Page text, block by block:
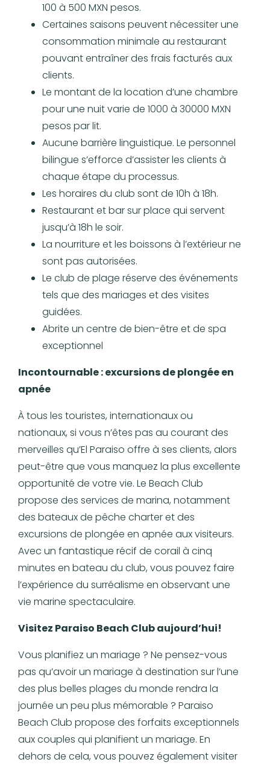
100 à 500 MXN pesos.
Certaines saisons peuvent nécessiter une
consommation minimale au restaurant
pouvant entraîner des frais facturés aux
clients.
Le montant de la location d’une chambre
pour une nuit varie de 1000 à 30000 MXN
pesos par lit.
Aucune barrière linguistique. Le personnel
bilingue s’efforce d’assister les clients à
chaque étape du processus.
Les horaires du club sont de 10h à 18h.
Restaurant et bar sur place qui servent
jusqu’à 18h le soir.
La nourriture et les boissons à l’extérieur ne
sont pas autorisées.
Le club de plage réserve des événements
tels que des mariages et des visites
guidées.
Abrite un centre de bien-être et de spa
exceptionnel
Incontournable : excursions de plongée en
apnée
À tous les touristes, internationaux ou
nationaux, si vous n’êtes pas au courant des
merveilles qu’El Paraiso offre à ses clients, alors
peut-être que vous manquez la plus excellente
opportunité de votre vie. Le Beach Club
propose des services de marina, notamment
des bateaux de pêche charter et des
excursions de plongée en apnée aux visiteurs.
Avec un fantastique récif de corail à cinq
minutes en bateau du club, vous pouvez faire
l’expérience du surréalisme en observant une
vie marine spectaculaire.
Visitez Paraiso Beach Club aujourd’hui!
Vous planifiez un mariage ? Ne pensez-vous
pas qu’avoir un mariage à destination sur l’une
des plus belles plages du monde rendra la
journée un peu plus mémorable ? Paraiso
Beach Club propose des forfaits exceptionnels
aux couples qui planifient un mariage. En
dehors de cela, vous pouvez également visiter